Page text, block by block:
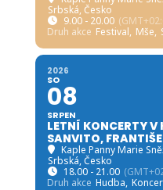
Srbská, Česko
9.00 - 20.00
Druh akce Festival, Mše,
2026
SO
08
SRPEN
LETNÍ KONCERTY
SANVITO,
Kaple Panny Marie
Srbská, Česko
18.00 - 21.00
Druh akce Hudba,